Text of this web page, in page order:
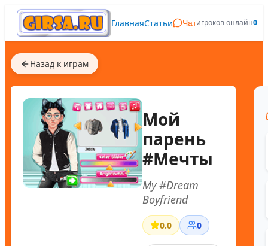
ГлавнаяСтатьи Чатигроков онлайн0
Назад к играм
Мой
парень
#Мечты
My #Dream
Boyfriend
0.0 0